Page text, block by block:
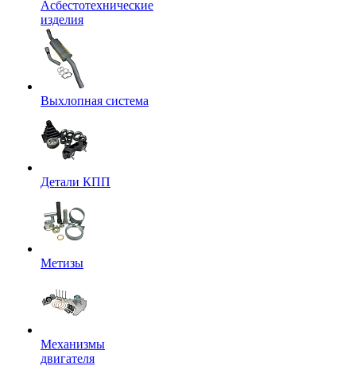
Асбестотехнические
изделия
Выхлопная система
Детали КПП
Метизы
Механизмы
двигателя